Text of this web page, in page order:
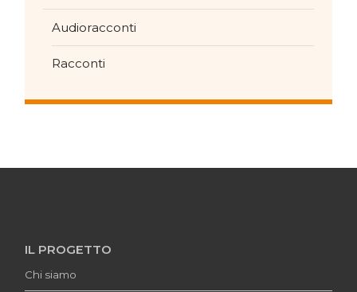
Audioracconti
Racconti
IL PROGETTO
Chi siamo